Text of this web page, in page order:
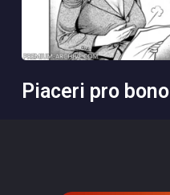
piaceri pro bono